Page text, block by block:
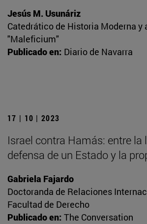
Jesús M. Usunáriz
Catedrático de Historia Moderna y
"Maleficium"
Publicado en: Diario de Navarra
17 | 10 | 2023
Israel contra Hamás: entre la
defensa de un Estado y la
Gabriela Fajardo
Doctoranda de Relaciones
Facultad de Derecho
Publicado en: The Conversation